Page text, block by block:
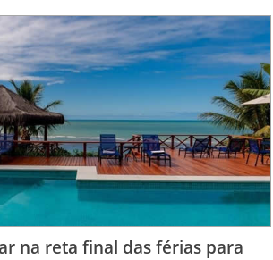
na reta final das férias para